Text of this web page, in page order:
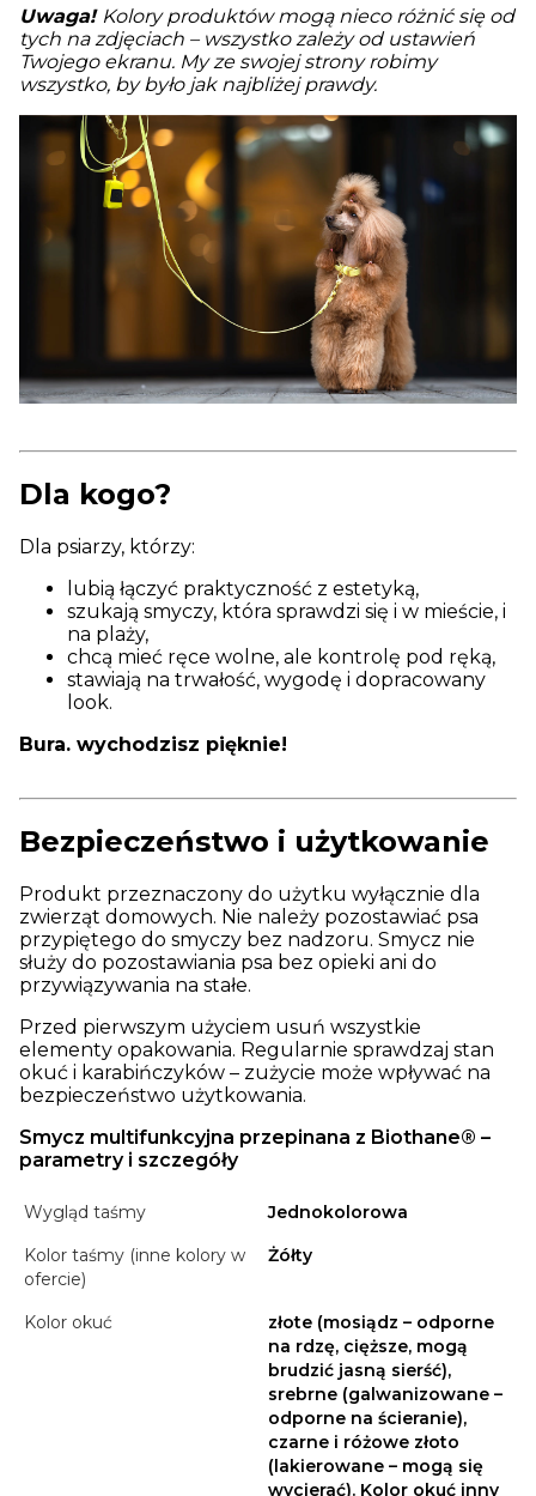
Uwaga! Kolory produktów mogą nieco różnić się od
tych na zdjęciach – wszystko zależy od ustawień
Twojego ekranu. My ze swojej strony robimy
wszystko, by było jak najbliżej prawdy.
Dla kogo?
Dla psiarzy, którzy:
lubią łączyć praktyczność z estetyką,
szukają smyczy, która sprawdzi się i w mieście, i
na plaży,
chcą mieć ręce wolne, ale kontrolę pod ręką,
stawiają na trwałość, wygodę i dopracowany
look.
Bura. wychodzisz pięknie!
Bezpieczeństwo i użytkowanie
Produkt przeznaczony do użytku wyłącznie dla
zwierząt domowych. Nie należy pozostawiać psa
przypiętego do smyczy bez nadzoru. Smycz nie
służy do pozostawiania psa bez opieki ani do
przywiązywania na stałe.
Przed pierwszym użyciem usuń wszystkie
elementy opakowania. Regularnie sprawdzaj stan
okuć i karabińczyków – zużycie może wpływać na
bezpieczeństwo użytkowania.
Smycz multifunkcyjna przepinana z Biothane® –
parametry i szczegóły
Wygląd taśmy
Jednokolorowa
Kolor taśmy (inne kolory w
ofercie)
Żółty
Kolor okuć
złote (mosiądz – odporne
na rdzę, cięższe, mogą
brudzić jasną sierść),
srebrne (galwanizowane –
odporne na ścieranie),
czarne i różowe złoto
(lakierowane – mogą się
wycierać). Kolor okuć inny